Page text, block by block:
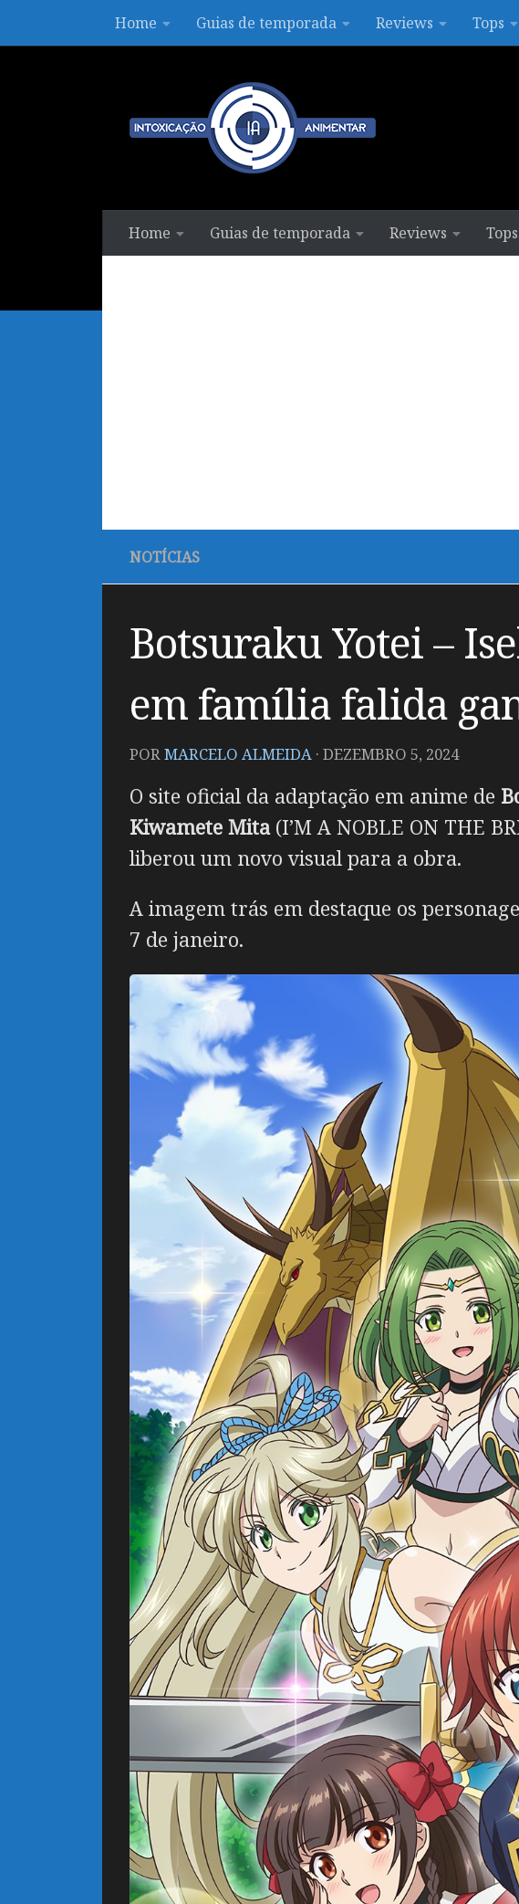
Skip to contentHome Guias de temporada Reviews Tops
Home Guias de temporada Reviews Tops
NOTÍCIAS
Botsuraku Yotei –
em família falida
PORMARCELO ALMEIDA · DEZEMBRO 5, 2024
O site oficial da adaptação em anime de
Kiwamete Mita(I’M A NOBLE ON THE
liberou um novo visual para a obra.
A imagem trás em destaque os
7 de janeiro.